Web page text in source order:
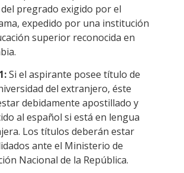
pregrado exigido por el
expedido por una institución
superior reconocida en
Si el aspirante posee título de
del extranjero, éste
debidamente apostillado y
al español si está en lengua
Los títulos deberán estar
ante el Ministerio de
Nacional de la República.